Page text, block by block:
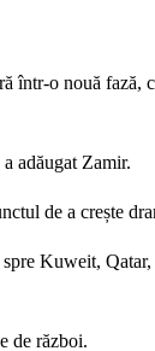
o nouă fază,
adăugat Zamir.
de a crește
Kuweit,
de război.